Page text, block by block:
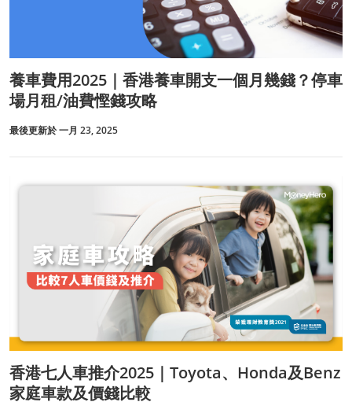
養車費用2025｜香港養車開支一個月幾錢？停車
場月租/油費慳錢攻略
最後更新於 一月 23, 2025
香港七人車推介2025｜Toyota、Honda及Benz
家庭車款及價錢比較